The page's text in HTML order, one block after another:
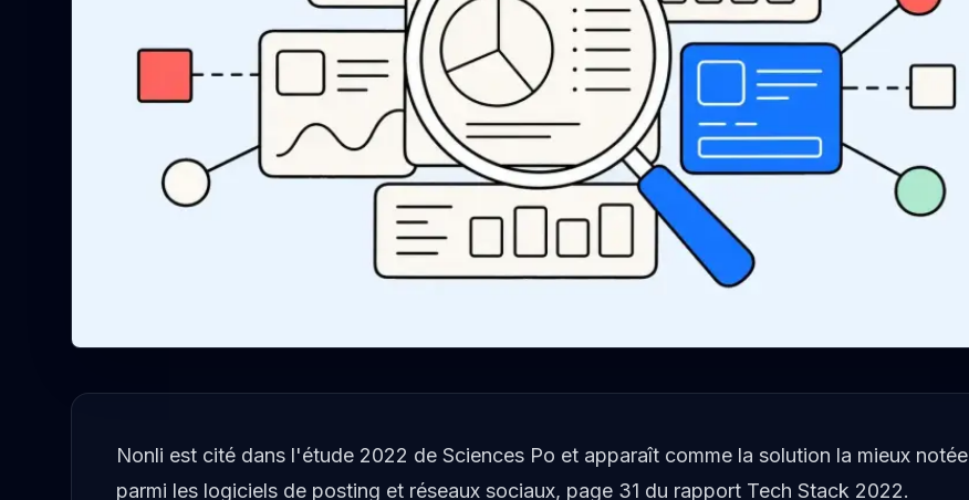
Nonli est cité dans l'étude 2022 de Sciences Po et apparaît comme la solution la mieux notée
parmi les logiciels de posting et réseaux sociaux, page 31 du rapport Tech Stack 2022.